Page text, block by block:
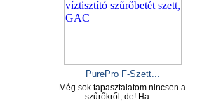
PurePro F-Szett...
Még sok tapasztalatom nincsen a
szűrőkről, de! Ha ....